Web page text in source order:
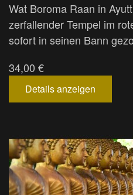
Wat Boroma Raan in
zerfallender Tempel im
sofort in seinen Bann
34,00 €
Details anzeigen